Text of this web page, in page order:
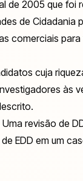
de 2005 que
de
comerciais
cuja
às
revisão de
EDD em um